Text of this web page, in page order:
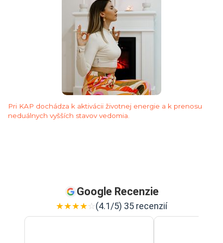
Pri KAP dochádza k aktivácii životnej energie a k prenosu
neduálnych vyšších stavov vedomia.
Google Recenzie
★★★★☆(4.1/5) 35 recenzií